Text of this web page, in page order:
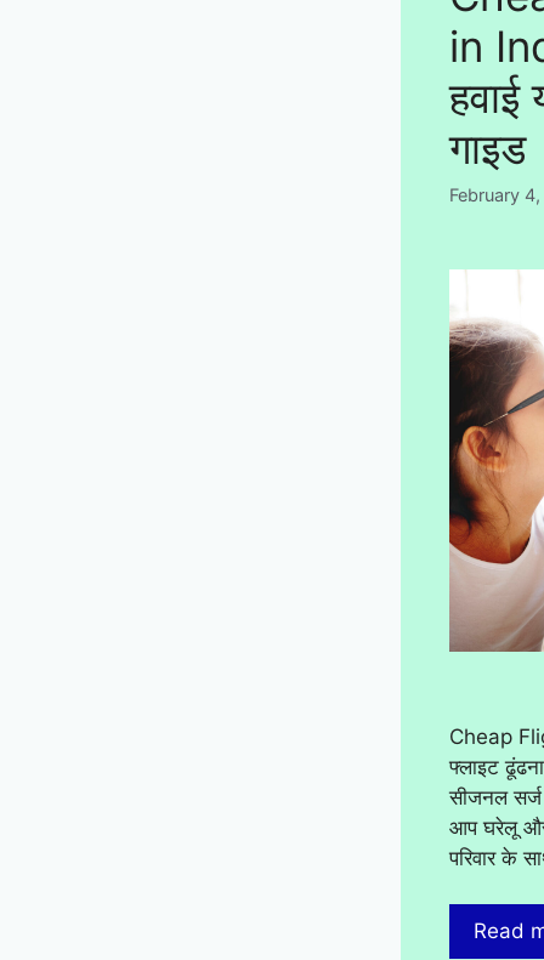
in
हवाई
गाइड
February
Cheap
फ्लाइट
सीजनल
आप घरेलू और
परिवार के
Read